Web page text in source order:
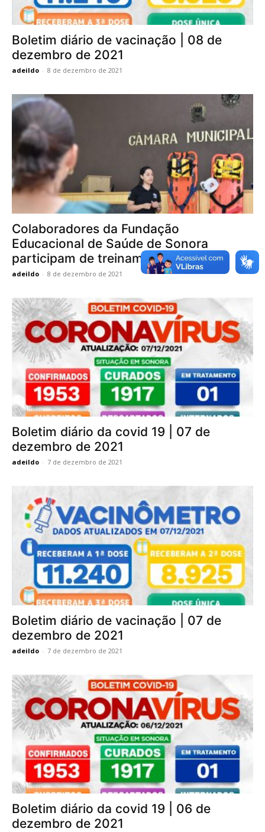
Boletim diário de vacinação | 08 de
dezembro de 2021
adeildo - 8 de dezembro de 2021
Colaboradores da Fundação
Educacional de Saúde de Sonora
participam de treinamento...
adeildo - 8 de dezembro de 2021
Boletim diário da covid 19 | 07 de
dezembro de 2021
adeildo - 7 de dezembro de 2021
Boletim diário de vacinação | 07 de
dezembro de 2021
adeildo - 7 de dezembro de 2021
Boletim diário da covid 19 | 06 de
dezembro de 2021